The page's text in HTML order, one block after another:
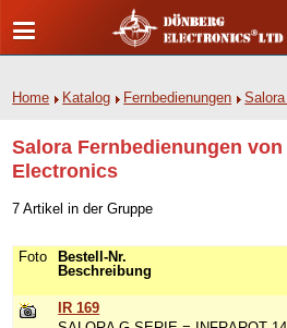
Home Katalog Fernbedienungen
Salora Fernbedienungen
Electronics
7 Artikel in der Gruppe
Foto
Bestell-Nr.
Beschreibung
IR 169